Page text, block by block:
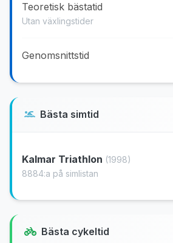
Teoretisk bästatid
Utan växlingstider
Genomsnittstid
Bästa simtid
Kalmar Triathlon (1998)
8884:a på simlistan
Bästa cykeltid